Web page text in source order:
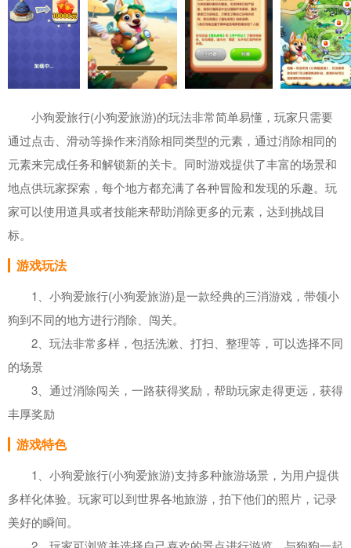
小狗爱旅行(小狗爱旅游)的玩法非常简单易懂，玩家只需要
通过点击、滑动等操作来消除相同类型的元素，通过消除相同的
元素来完成任务和解锁新的关卡。同时游戏提供了丰富的场景和
地点供玩家探索，每个地方都充满了各种冒险和发现的乐趣。玩
家可以使用道具或者技能来帮助消除更多的元素，达到挑战目
标。
游戏玩法
1、小狗爱旅行(小狗爱旅游)是一款经典的三消游戏，带领小
狗到不同的地方进行消除、闯关。
2、玩法非常多样，包括洗漱、打扫、整理等，可以选择不同
的场景
3、通过消除闯关，一路获得奖励，帮助玩家走得更远，获得
丰厚奖励
游戏特色
1、小狗爱旅行(小狗爱旅游)支持多种旅游场景，为用户提供
多样化体验。玩家可以到世界各地旅游，拍下他们的照片，记录
美好的瞬间。